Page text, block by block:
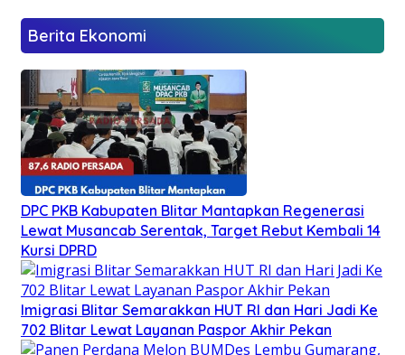
Berita Ekonomi
DPC PKB Kabupaten Blitar Mantapkan Regenerasi
Lewat Musancab Serentak, Target Rebut Kembali 14
Kursi DPRD
Imigrasi Blitar Semarakkan HUT RI dan Hari Jadi Ke
702 Blitar Lewat Layanan Paspor Akhir Pekan